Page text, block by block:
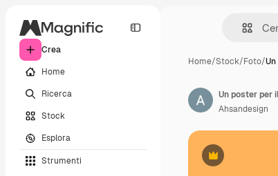
Crea
Home
Ricerca
Stock
Esplora
Strumenti
Home/Stock/Foto/
Premium
Un poster per
Ahsandesign